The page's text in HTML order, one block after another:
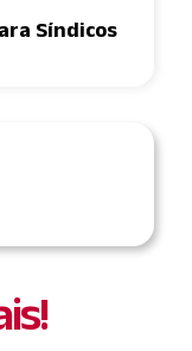
Síndicos